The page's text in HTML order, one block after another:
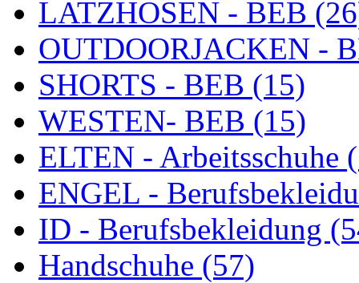
LATZHOSEN - BEB
OUTDOORJACKEN -
SHORTS - BEB (15)
WESTEN- BEB (15)
ELTEN - Arbeitsschuhe
ENGEL -
ID - Berufsbekleidung
Handschuhe (57)